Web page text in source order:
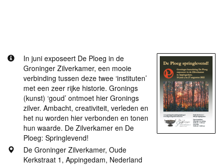
In juni exposeert De Ploeg in de
Groninger Zilverkamer, een mooie
verbinding tussen deze twee ‘instituten’
met een zeer rijke historie. Gronings
(kunst) ‘goud’ ontmoet hier Gronings
zilver. Ambacht, creativiteit, verleden en
het nu worden hier verbonden en tonen
hun waarde. De Zilverkamer en De
Ploeg: Springlevend!
De Groninger Zilverkamer, Oude
Kerkstraat 1, Appingedam, Nederland